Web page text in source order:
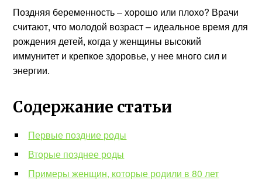
Поздняя беременность – хорошо или плохо? Врачи
считают, что молодой возраст – идеальное время для
рождения детей, когда у женщины высокий
иммунитет и крепкое здоровье, у нее много сил и
энергии.
Содержание статьи
Первые поздние роды
Вторые позднее роды
Примеры женщин, которые родили в 80 лет